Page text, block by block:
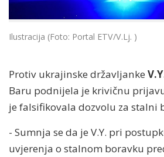
Ilustracija (Foto: Portal ETV/V.Lj. )
Protiv ukrajinske državljanke
Baru podnijela je krivičnu
je falsifikovala dozvolu za stalni
- Sumnja se da je V.Y. pri
uvjerenja o stalnom boravku